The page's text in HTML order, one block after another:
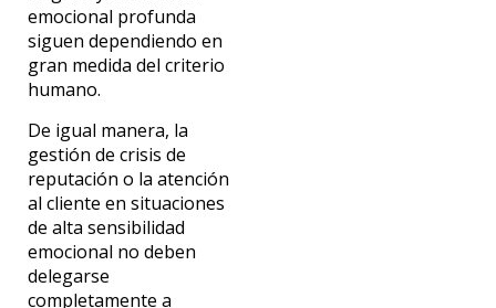
emocional profunda
siguen dependiendo en
gran medida del criterio
humano.
De igual manera, la
gestión de crisis de
reputación o la atención
al cliente en situaciones
de alta sensibilidad
emocional no deben
delegarse
completamente a